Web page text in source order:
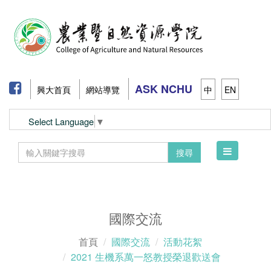
興大首頁 網站導覽 ASK NCHU 中 EN
Select Language ▼
搜尋
Toggle
國際交流
首頁 國際交流
活動花絮
2021 生機系萬一怒教授榮退歡送會